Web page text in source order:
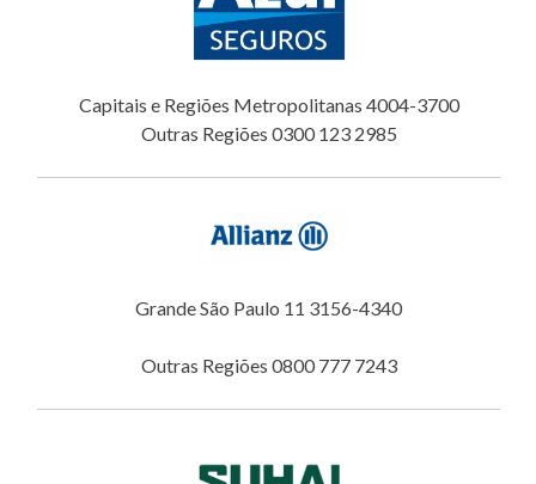
Capitais e Regiões Metropolitanas 4004-3700
Outras Regiões 0300 123 2985
Grande São Paulo 11 3156-4340
Outras Regiões 0800 777 7243